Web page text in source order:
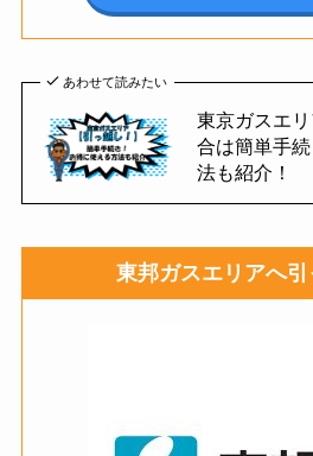
あわせて読みたい
東京ガスエ
合は簡単手
法も紹介！
東邦ガスエリアへ